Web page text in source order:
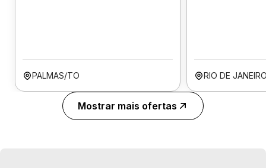
PALMAS/TO RIO DE
Mostrar mais ofertas